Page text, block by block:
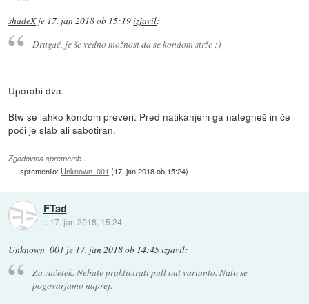
shadeXje 17. jan 2018 ob 15:19izjavil:
Drugač, je še vedno možnost da se kondom strže :)
Uporabi dva.
Btw se lahko kondom preveri. Pred natikanjem ga nategneš in če
poči je slab ali sabotiran.
Zgodovina sprememb…
spremenilo: Unknown_001 (17. jan 2018 ob 15:24)
FTad
:: 17. jan 2018, 15:24
Unknown_001 je 17. jan 2018 ob 14:45izjavil:
Za začetek. Nehate prakticirati pull out varianto. Nato se
pogovarjamo naprej.